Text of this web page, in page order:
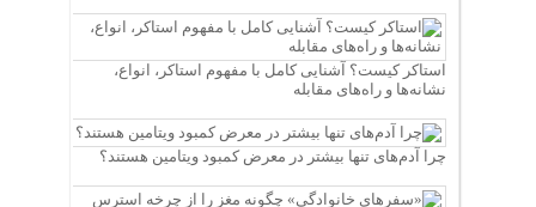
استاکر کیست؟ آشنایی کامل با مفهوم استاکر، انواع،
نشانه‌ها و راه‌های مقابله
چرا آدم‌های تنها بیشتر در معرض کمبود ویتامین هستند؟